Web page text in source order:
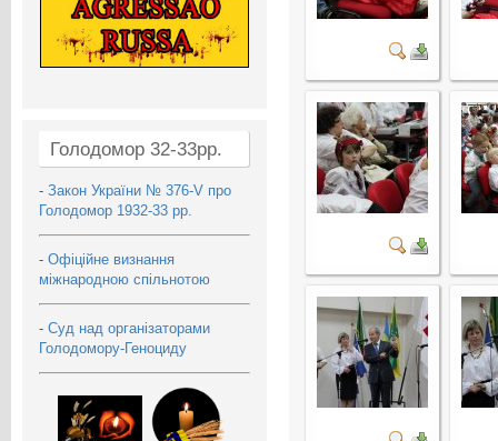
Голодомор 32-33рр.
- Закон України № 376-V про
Голодомор 1932-33 рр.
- Офіційне визнання
міжнародною спільнотою
- Суд над організаторами
Голодомору-Геноциду